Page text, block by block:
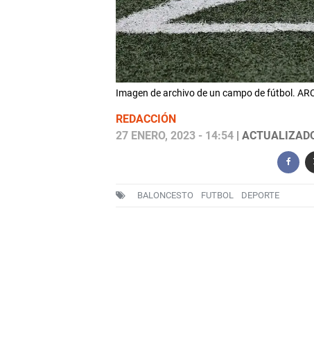
Imagen de archivo de un campo de fútbol.
REDACCIÓN
27 ENERO, 2023 - 14:54|
BALONCESTO FUTBOL DEPORTE